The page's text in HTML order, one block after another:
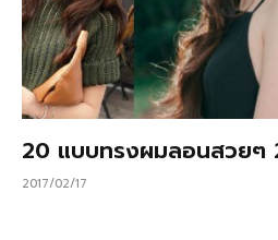
20 แบบทรงผมลอนสวยๆ
2017/02/17